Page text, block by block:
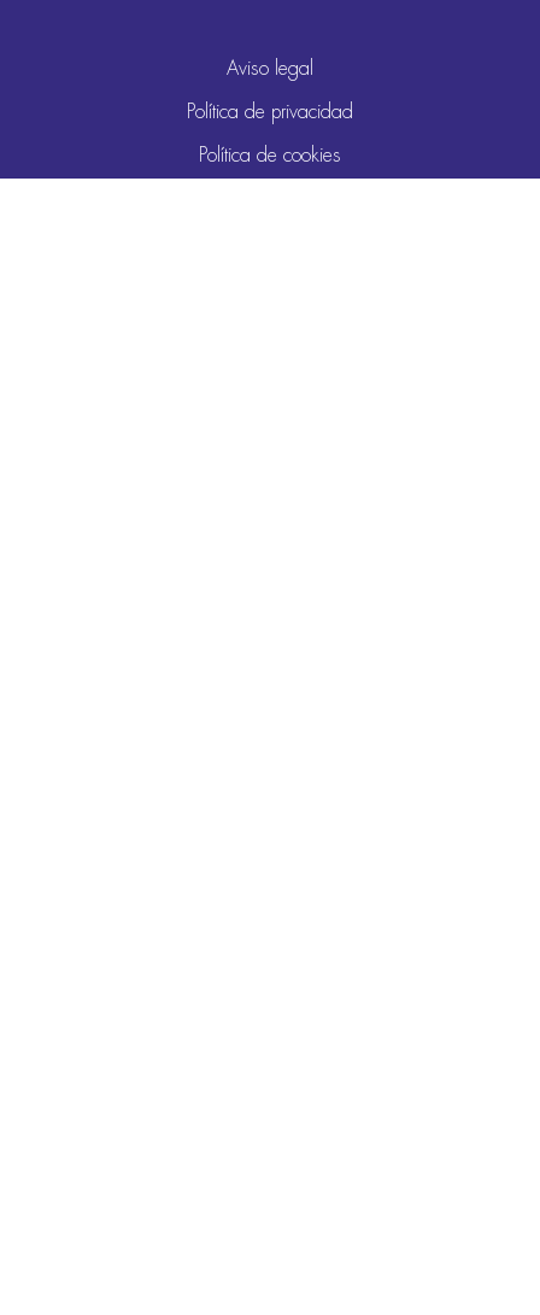
Aviso legal
Política de privacidad
Política de cookies